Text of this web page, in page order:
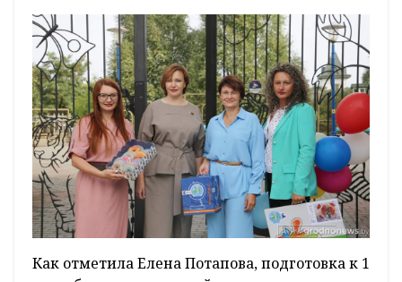
Как отметила Елена Потапова, подготовка к 1